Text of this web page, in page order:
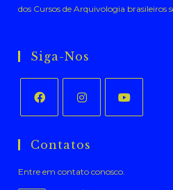
dos Cursos de Arquivologia brasileiros
Siga-Nos
em
nova
em
nova
nova
Contatos
Entre em contato conosco.